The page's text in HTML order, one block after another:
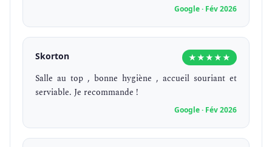
Google · Fév 2026
Skorton ★★★★★
Salle au top , bonne hygiène , accueil souriant et
serviable. Je recommande !
Google · Fév 2026